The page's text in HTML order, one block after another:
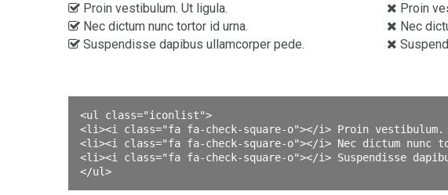
Proin vestibulum. Ut ligula.
Nec dictum nunc tortor id urna.
Suspendisse dapibus ullamcorper pede.
Proin
Nec
<ul class="iconlist">
<li><i class="fa fa-check-square-o"></i> Proin
<li><i class="fa fa-check-square-o"></i> Nec dictum
<li><i class="fa fa-check-square-o"></i> Suspendisse
</ul>